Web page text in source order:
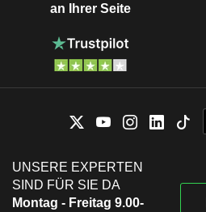
an Ihrer Seite
UNSERE EXPERTEN
SIND FÜR SIE DA
Montag - Freitag 9.00-